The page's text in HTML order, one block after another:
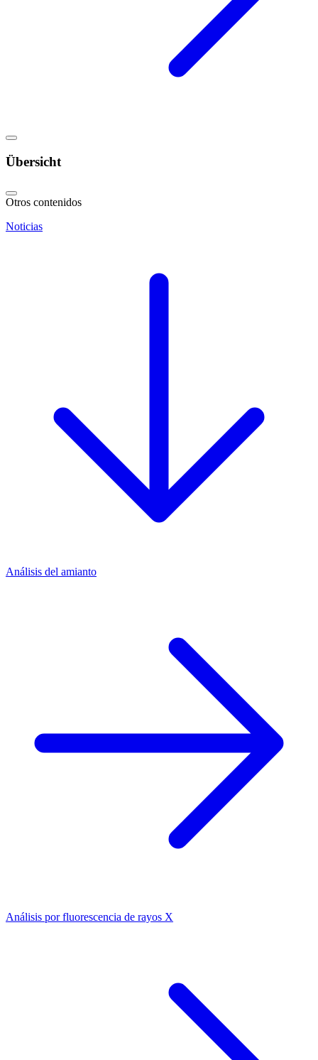
Übersicht
Otros contenidos
Noticias
Análisis del amianto
Análisis por fluorescencia de rayos X